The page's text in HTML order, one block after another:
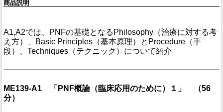
商品説明
A1,A2では、PNFの基礎となるPhilosophy（治療に対する考
え方）、Basic Principles（基本原理）とProcedure（手
段）、Techniques（テクニック）について紹介
ME139-A1 「PNF概論（臨床応用のために）１」 （56
分）